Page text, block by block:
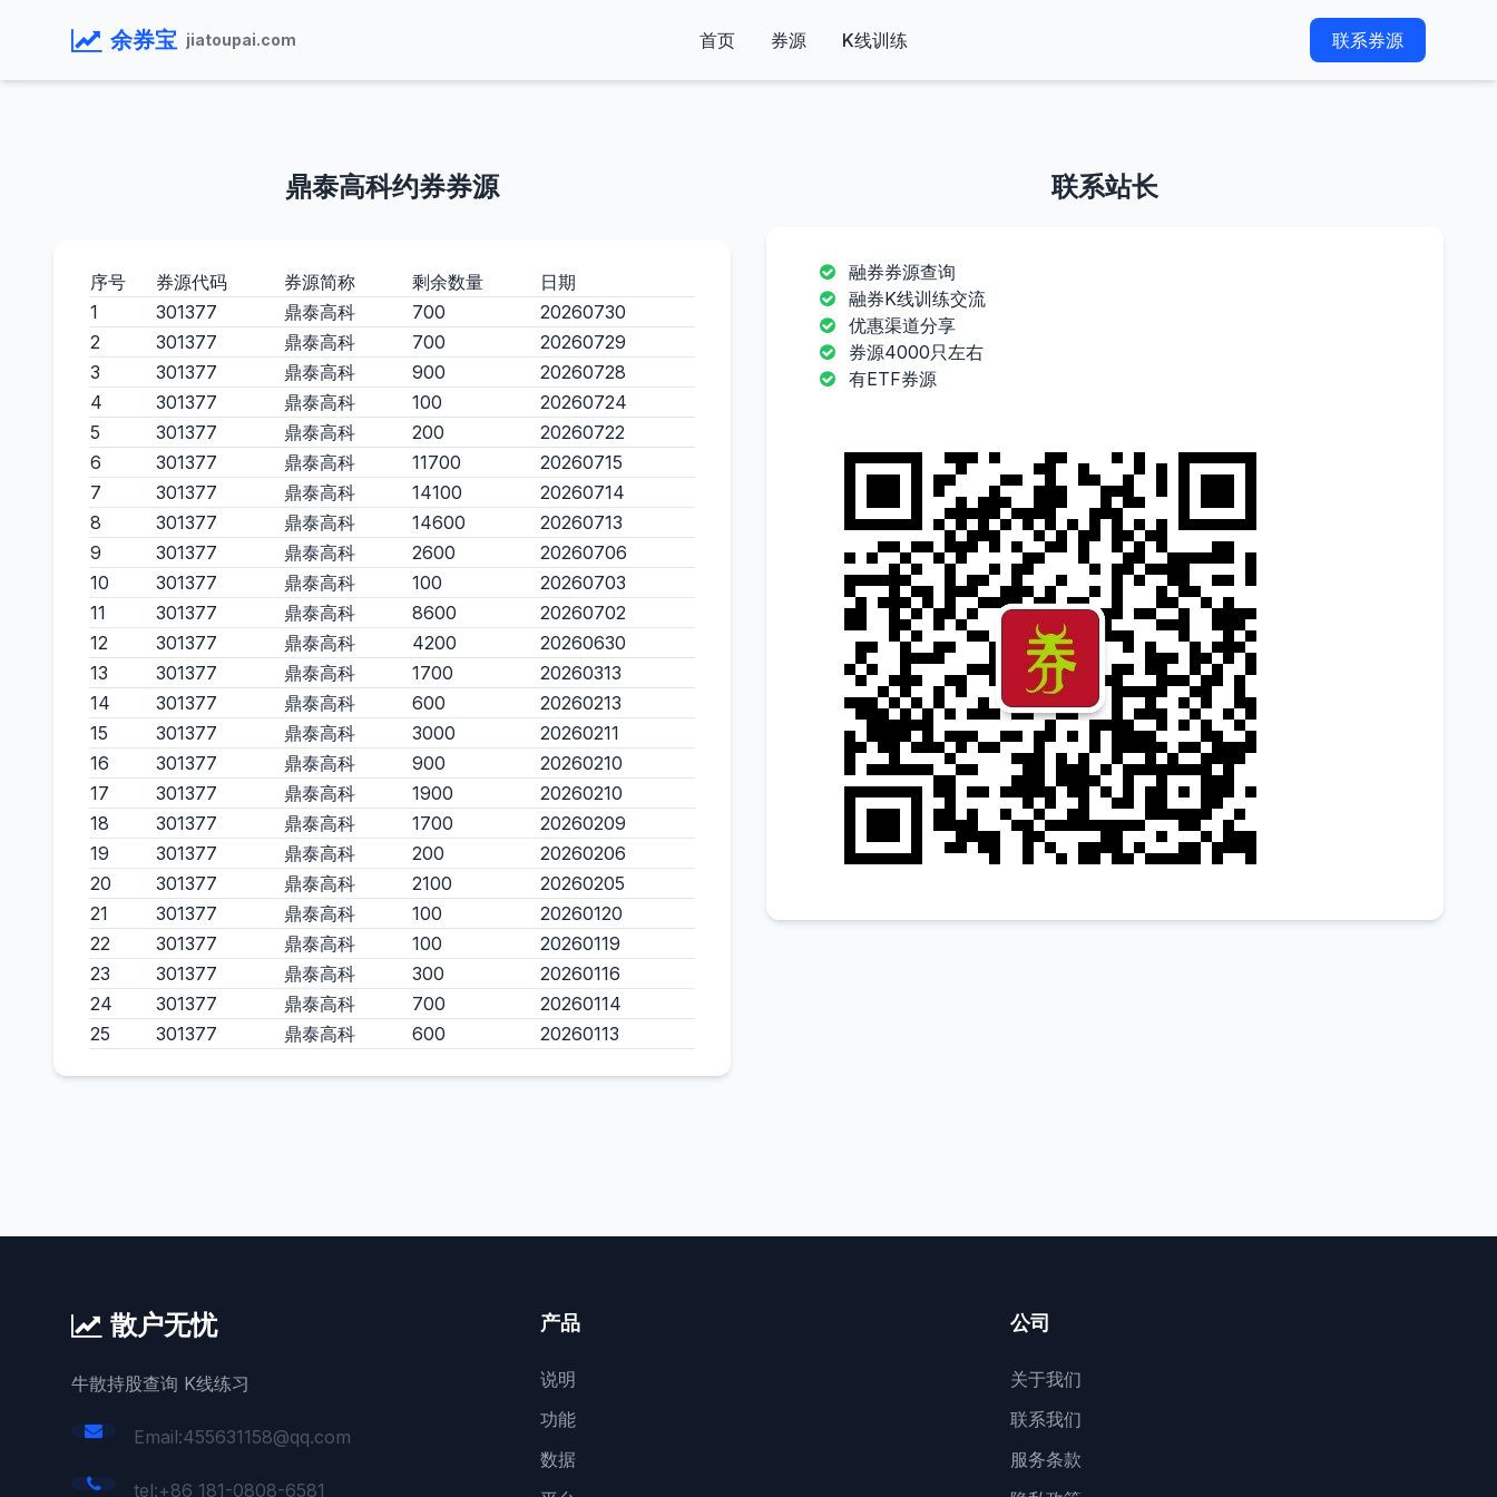
余券宝 jiatoupai.com 首页 券源 K线训练 联系券源
鼎泰高科约券券源
序号 券源代码 券源简称 剩余数量
日期
1
301377 鼎泰高科 700
20260730
2
301377 鼎泰高科 700
20260729
3
301377 鼎泰高科 900
20260728
4
301377 鼎泰高科 100
20260724
5
301377 鼎泰高科 200
20260722
6
301377 鼎泰高科 11700
20260715
7
301377 鼎泰高科 14100
20260714
8
301377 鼎泰高科 14600
20260713
9
301377 鼎泰高科 2600
20260706
10
301377 鼎泰高科 100
20260703
11
301377 鼎泰高科 8600
20260702
12
301377 鼎泰高科 4200
20260630
13
301377 鼎泰高科 1700
20260313
14
301377 鼎泰高科 600
20260213
15
301377 鼎泰高科 3000
20260211
16
301377 鼎泰高科 900
20260210
17
301377 鼎泰高科 1900
20260210
18
301377 鼎泰高科 1700
20260209
19
301377 鼎泰高科 200
20260206
20
301377 鼎泰高科 2100
20260205
21
301377 鼎泰高科 100
20260120
22
301377 鼎泰高科 100
20260119
23
301377 鼎泰高科 300
20260116
24
301377 鼎泰高科 700
20260114
25
301377 鼎泰高科 600 20260113
联系站长
融券券源查询
融券K线训练交流
优惠渠道分享
券源4000只左右
有ETF券源
散户无忧
牛散持股查询 K线练习
Email:455631158@qq.com
tel:+86 181-0808-6581
产品
说明
功能
数据
公司
关于我们
联系我们
服务条款